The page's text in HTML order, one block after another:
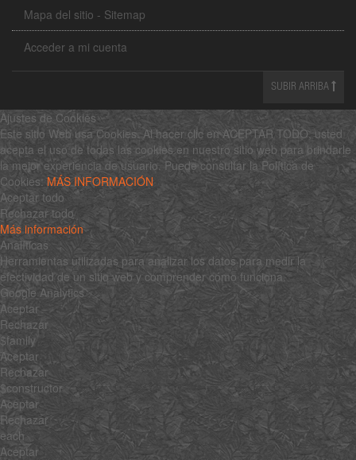
Mapa del sitio - Sitemap
Acceder a mi cuenta
SUBIR ARRIBA
Ajustes de Cookies
Este sitio Web usa Cookies. Al hacer clic en ACEPTAR TODO, usted
acepta el uso de todas las cookies en nuestro sitio web para brindarle
la mejor experiencia de usuario. Puede consultar la Política de
Cookies: MÁS INFORMACIÓN
Aceptar todo
Rechazar todo
Más información
Analíticas
Herramientas utilizadas para analizar los datos para medir la
efectividad de un sitio web y comprender cómo funciona.
Google Analytics
Aceptar
Rechazar
$family
Aceptar
Rechazar
$constructor
Aceptar
Rechazar
each
Aceptar